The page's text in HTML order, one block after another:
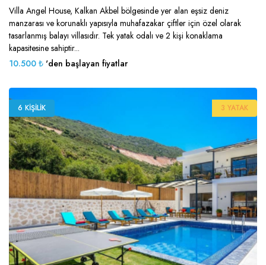
Villa Angel House, Kalkan Akbel bölgesinde yer alan eşsiz deniz
manzarası ve korunaklı yapısıyla muhafazakar çiftler için özel olarak
tasarlanmış balayı villasıdır. Tek yatak odalı ve 2 kişi konaklama
kapasitesine sahiptir...
10.500 ₺ 'den başlayan fiyatlar
6 KIŞILIK 3 YATAK